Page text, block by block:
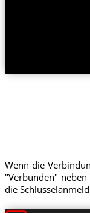
Wenn die
"Verbunden"
die